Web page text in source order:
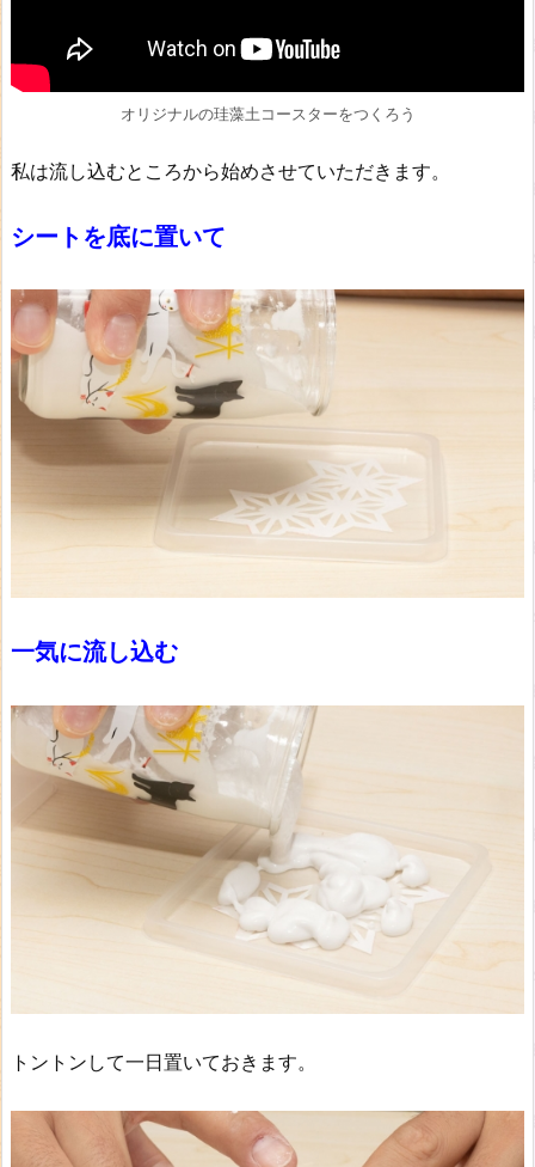
オリジナルの珪藻土コースターをつくろう
私は流し込むところから始めさせていただきます。
シートを底に置いて
一気に流し込む
トントンして一日置いておきます。